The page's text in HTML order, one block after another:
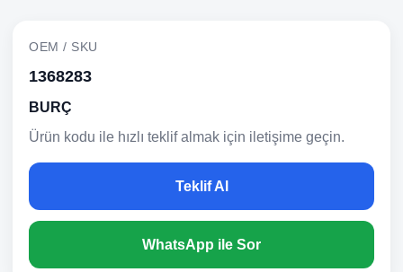
OEM / SKU
1368283
BURÇ
Ürün kodu ile hızlı teklif almak için iletişime geçin.
Teklif Al
WhatsApp ile Sor